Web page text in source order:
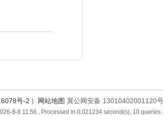
号-2 ) 网站地图 冀公网安备 13010402001120号
8-8 11:56 , Processed in 0.021234 second(s), 10 queries .